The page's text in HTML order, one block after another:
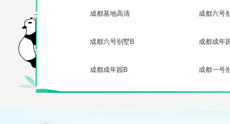
成都基地高清 成都六号
成都六号别墅B 成都成年
成都成年园B 成都一号